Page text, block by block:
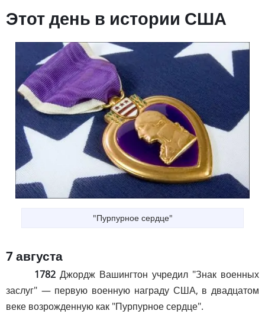
Этот день в истории США
"Пурпурное сердце"
7 августа
1782 Джордж Вашингтон учредил "Знак военных
заслуг" — первую военную награду США, в двадцатом
веке возрожденную как "Пурпурное сердце".